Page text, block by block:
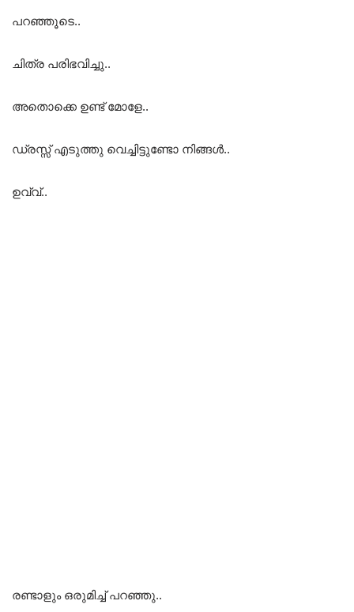
പറഞ്ഞൂടെ..
ചിത്ര പരിഭവിച്ചു..
അതൊക്കെ ഉണ്ട് മോളേ..
ഡ്രസ്സ്‌ എടുത്തു വെച്ചിട്ടുണ്ടോ നിങ്ങൾ..
ഉവ്വ്..
രണ്ടാളും ഒരുമിച്ച് പറഞ്ഞു..